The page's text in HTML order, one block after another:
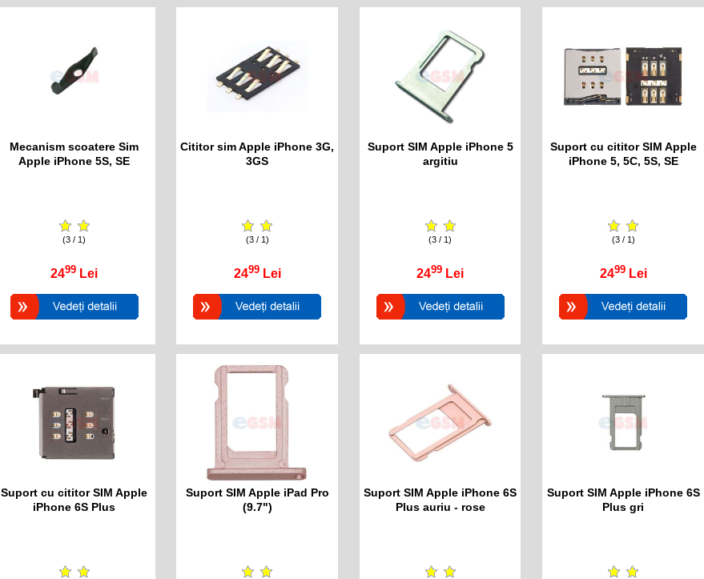
Mecanism scoatere Sim
Apple iPhone 5S, SE
(3 / 1)
2499 Lei
Cititor sim Apple iPhone 3G,
3GS
(3 / 1)
2499 Lei
Suport SIM Apple iPhone 5
argitiu
(3 / 1)
2499 Lei
Suport cu cititor SIM Apple
iPhone 5, 5C, 5S, SE
(3 / 1)
2499 Lei
Suport cu cititor SIM Apple
iPhone 6S Plus
Suport SIM Apple iPad Pro
(9.7")
Suport SIM Apple iPhone 6S
Plus auriu - rose
Suport SIM Apple iPhone 6S
Plus gri